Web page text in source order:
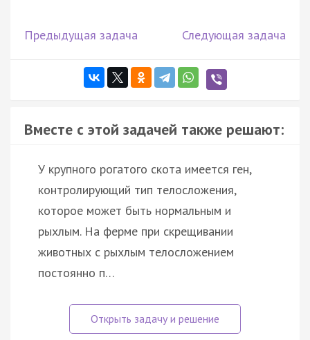
Предыдущая задача Следующая задача
Вместе с этой задачей также решают:
У крупного рогатого скота имеется ген,
контролирующий тип телосложения,
которое может быть нормальным и
рыхлым. На ферме при скрещивании
животных с рыхлым телосложением
постоянно п…